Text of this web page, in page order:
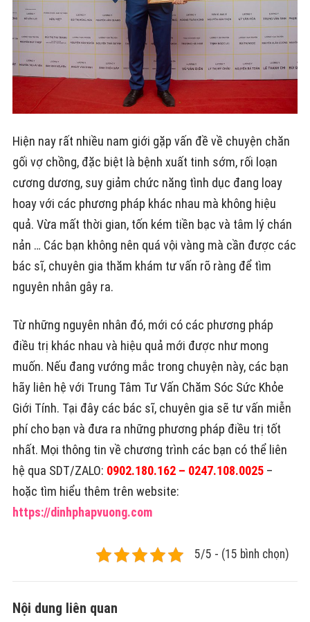
Hiện nay rất nhiều nam giới gặp vấn đề về chuyện chăn
gối vợ chồng, đặc biệt là bệnh xuất tinh sớm, rối loạn
cương dương, suy giảm chức năng tình dục đang loay
hoay với các phương pháp khác nhau mà không hiệu
quả. Vừa mất thời gian, tốn kém tiền bạc và tâm lý chán
nản … Các bạn không nên quá vội vàng mà cần được các
bác sĩ, chuyên gia thăm khám tư vấn rõ ràng để tìm
nguyên nhân gây ra.
Từ những nguyên nhân đó, mới có các phương pháp
điều trị khác nhau và hiệu quả mới được như mong
muốn. Nếu đang vướng mắc trong chuyện này, các bạn
hãy liên hệ với Trung Tâm Tư Vấn Chăm Sóc Sức Khỏe
Giới Tính. Tại đây các bác sĩ, chuyên gia sẽ tư vấn miễn
phí cho bạn và đưa ra những phương pháp điều trị tốt
nhất. Mọi thông tin về chương trình các bạn có thể liên
hệ qua SDT/ZALO: 0902.180.162 – 0247.108.0025–
hoặc tìm hiểu thêm trên website:
https://dinhphapvuong.com
5/5 - (15 bình chọn)
Nội dung liên quan